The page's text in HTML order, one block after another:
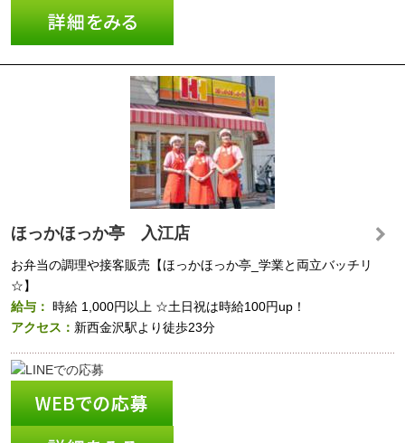
ほっかほっか亭 入江店
お弁当の調理や接客販売【ほっかほっか亭_学業と両立バッチリ
☆】
給与： 時給 1,000円以上 ☆土日祝は時給100円up！
アクセス： 新西金沢駅より徒歩23分